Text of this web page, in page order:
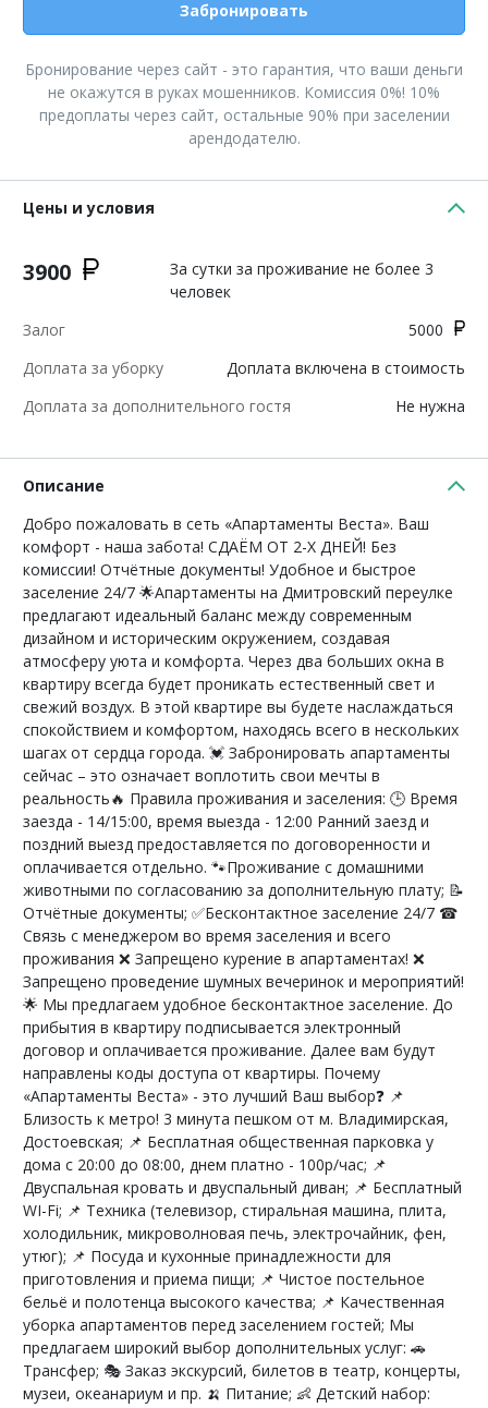
Забронировать
Бронирование через сайт - это гарантия, что ваши деньги
не окажутся в руках мошенников. Комиссия 0%! 10%
предоплаты через сайт, остальные 90% при заселении
арендодателю.
Цены и условия
3900
За сутки за проживание не более 3
человек
Залог
5000
Доплата за уборку
Доплата включена в стоимость
Доплата за дополнительного гостя
Не нужна
Описание
Добро пожаловать в сеть «Апартаменты Веста». Ваш
комфорт - наша забота! СДАЁМ ОТ 2-Х ДНЕЙ! Без
комиссии! Отчётные документы! Удобное и быстрое
заселение 24/7 🌟Апартаменты на Дмитровский переулке
предлагают идеальный баланс между современным
дизайном и историческим окружением, создавая
атмосферу уюта и комфорта. Через два больших окна в
квартиру всегда будет проникать естественный свет и
свежий воздух. В этой квартире вы будете наслаждаться
спокойствием и комфортом, находясь всего в нескольких
шагах от сердца города. 💓 Забронировать апартаменты
сейчас – это означает воплотить свои мечты в
реальность🔥 Правила проживания и заселения: 🕒 Время
заезда - 14/15:00, время выезда - 12:00 Ранний заезд и
поздний выезд предоставляется по договоренности и
оплачивается отдельно. 🐾Проживание с домашними
животными по согласованию за дополнительную плату; 📝
Отчётные документы; ✅Бесконтактное заселение 24/7 ☎
Связь с менеджером во время заселения и всего
проживания ❌ Запрещено курение в апартаментах! ❌
Запрещено проведение шумных вечеринок и мероприятий!
🌟 Мы предлагаем удобное бесконтактное заселение. До
прибытия в квартиру подписывается электронный
договор и оплачивается проживание. Далее вам будут
направлены коды доступа от квартиры. Почему
«Апартаменты Веста» - это лучший Ваш выбор❓ 📌
Близость к метро! 3 минута пешком от м. Владимирская,
Достоевская; 📌 Бесплатная общественная парковка у
дома с 20:00 до 08:00, днем платно - 100р/час; 📌
Двуспальная кровать и двуспальный диван; 📌 Бесплатный
WI-Fi; 📌 Техника (телевизор, стиральная машина, плита,
холодильник, микроволновая печь, электрочайник, фен,
утюг); 📌 Посуда и кухонные принадлежности для
приготовления и приема пищи; 📌 Чистое постельное
бельё и полотенца высокого качества; 📌 Качественная
уборка апартаментов перед заселением гостей; Мы
предлагаем широкий выбор дополнительных услуг: 🚗
Трансфер; 🎭 Заказ экскурсий, билетов в театр, концерты,
музеи, океанариум и пр. 🍌 Питание; 👶 Детский набор: